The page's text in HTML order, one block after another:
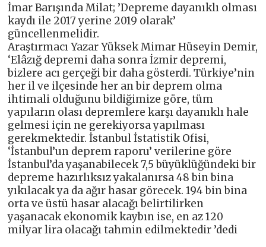
İmar Barışında Milat; ’Depreme dayanıklı olması
kaydı ile 2017 yerine 2019 olarak’
güncellenmelidir.
Araştırmacı Yazar Yüksek Mimar Hüseyin Demir,
‘Elâzığ depremi daha sonra İzmir depremi,
bizlere acı gerçeği bir daha gösterdi. Türkiye’nin
her il ve ilçesinde her an bir deprem olma
ihtimali olduğunu bildiğimize göre, tüm
yapıların olası depremlere karşı dayanıklı hale
gelmesi için ne gerekiyorsa yapılması
gerekmektedir. İstanbul İstatistik Ofisi,
‘İstanbul’un deprem raporu’ verilerine göre
İstanbul’da yaşanabilecek 7,5 büyüklüğündeki bir
depreme hazırlıksız yakalanırsa 48 bin bina
yıkılacak ya da ağır hasar görecek. 194 bin bina
orta ve üstü hasar alacağı belirtilirken
yaşanacak ekonomik kaybın ise, en az 120
milyar lira olacağı tahmin edilmektedir ’dedi